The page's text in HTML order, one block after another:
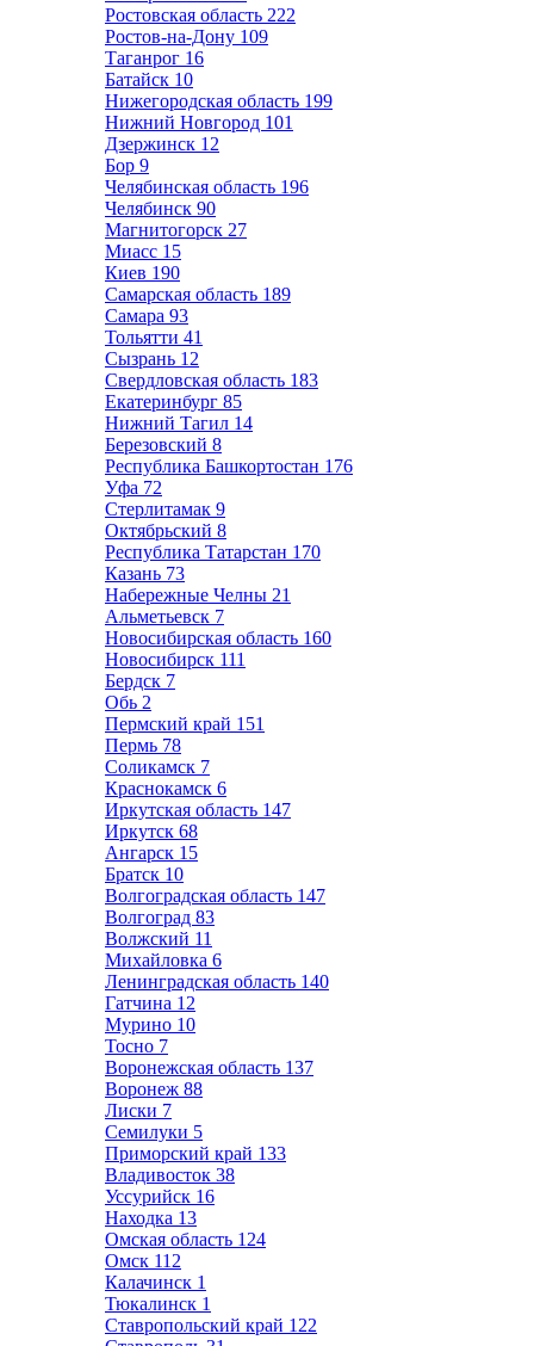
Ростовская область 222
Ростов-на-Дону 109
Таганрог 16
Батайск 10
Нижегородская область 199
Нижний Новгород 101
Дзержинск 12
Бор 9
Челябинская область 196
Челябинск 90
Магнитогорск 27
Миасс 15
Киев 190
Самарская область 189
Самара 93
Тольятти 41
Сызрань 12
Свердловская область 183
Екатеринбург 85
Нижний Тагил 14
Березовский 8
Республика Башкортостан 176
Уфа 72
Стерлитамак 9
Октябрьский 8
Республика Татарстан 170
Казань 73
Набережные Челны 21
Альметьевск 7
Новосибирская область 160
Новосибирск 111
Бердск 7
Обь 2
Пермский край 151
Пермь 78
Соликамск 7
Краснокамск 6
Иркутская область 147
Иркутск 68
Ангарск 15
Братск 10
Волгоградская область 147
Волгоград 83
Волжский 11
Михайловка 6
Ленинградская область 140
Гатчина 12
Мурино 10
Тосно 7
Воронежская область 137
Воронеж 88
Лиски 7
Семилуки 5
Приморский край 133
Владивосток 38
Уссурийск 16
Находка 13
Омская область 124
Омск 112
Калачинск 1
Тюкалинск 1
Ставропольский край 122